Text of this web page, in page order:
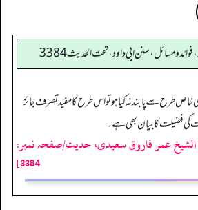
و مسائل، سنن ابي داود ، تحت الحديث 3384
طرح سے پابند نہ کیا ہو تو اس طرح کا مفید تصرف جائز
فضیلت کا بیان بھی ہے۔
عمر فاروق سعیدی، حدیث/صفحہ نمبر:
3384]